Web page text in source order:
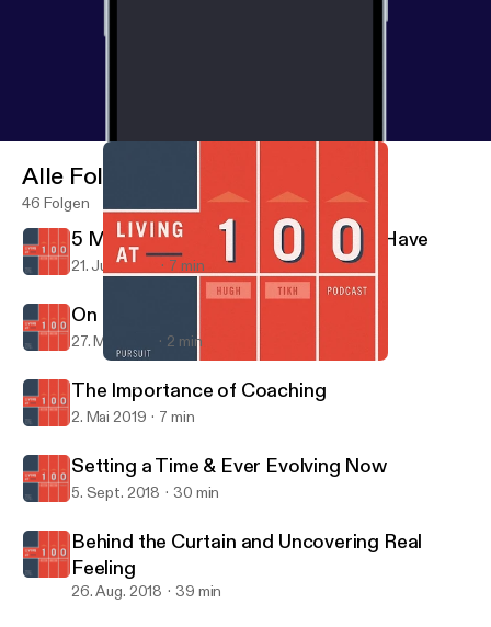
Living at 100
Alle Folgen
46 Folgen
5 Most-Important Relationships to Have
21. Juni 2019 7 min
On Flaws & Incrementalism
27. Mai 2019 2 min
The Importance of Coaching
2. Mai 2019 7 min
Setting a Time & Ever Evolving Now
5. Sept. 2018 30 min
Behind the Curtain and Uncovering Real
Feeling
26. Aug. 2018 39 min